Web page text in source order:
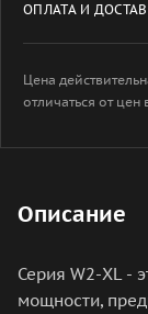
ОПЛАТА И
Цена
отличаться от
Описание
Серия W2-XL -
мощности,